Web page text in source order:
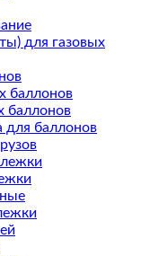
для газовых
баллонов
баллонов
для баллонов